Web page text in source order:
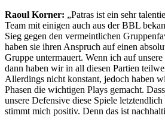
Raoul Korner: „Patras ist ein sehr
Team mit einigen auch aus der BBL
Sieg gegen den vermeintlichen
haben sie ihren Anspruch auf einen
Gruppe untermauert. Wenn ich auf
dann haben wir in all diesen Partien
Allerdings nicht konstant, jedoch haben
Phasen die wichtigen Plays gemacht.
unsere Defensive diese Spiele
stimmt mich positiv. Denn das ist